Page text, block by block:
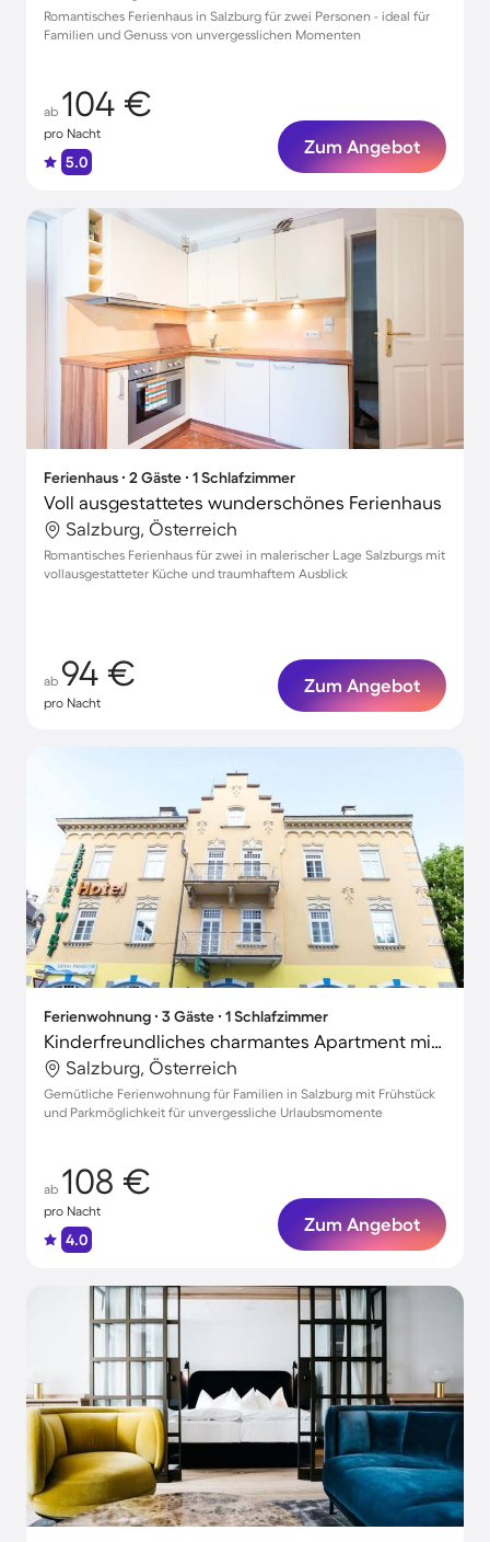
Romantisches Ferienhaus in Salzburg für zwei Personen - ideal für
Familien und Genuss von unvergesslichen Momenten
ab 104 €
pro Nacht
5.0
Zum Angebot
Ferienhaus ∙ 2 Gäste ∙ 1 Schlafzimmer
Voll ausgestattetes wunderschönes Ferienhaus
Salzburg, Österreich
Romantisches Ferienhaus für zwei in malerischer Lage Salzburgs mit
vollausgestatteter Küche und traumhaftem Ausblick
ab 94 €
pro Nacht
Zum Angebot
Ferienwohnung ∙ 3 Gäste ∙ 1 Schlafzimmer
Kinderfreundliches charmantes Apartment mit Terrasse
Salzburg, Österreich
Gemütliche Ferienwohnung für Familien in Salzburg mit Frühstück
und Parkmöglichkeit für unvergessliche Urlaubsmomente
ab 108 €
pro Nacht
4.0
Zum Angebot